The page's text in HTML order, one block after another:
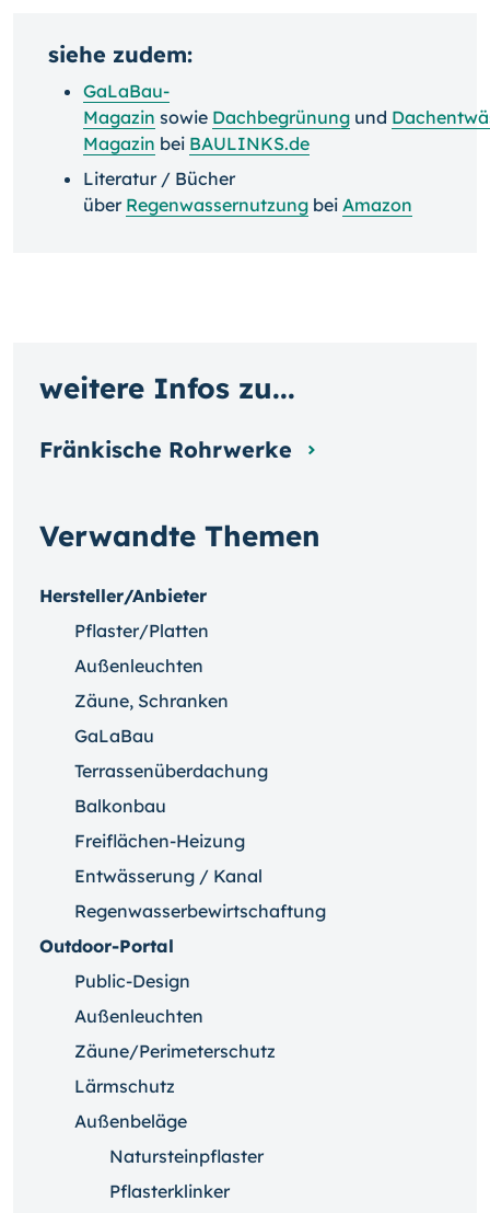
siehe zudem:
GaLaBau-
Magazin sowie Dachbegrünung und
Magazin bei BAULINKS.de
Literatur / Bücher
über Regenwassernutzung bei Amazon
Verwandte Themen
Hersteller/Anbieter
Pflaster/Platten
Außenleuchten
Zäune, Schranken
GaLaBau
Terrassenüberdachung
Balkonbau
Freiflächen-Heizung
Entwässerung / Kanal
Regenwasserbewirtschaftung
Outdoor-Portal
Public-Design
Außenleuchten
Zäune/Perimeterschutz
Lärmschutz
Außenbeläge
Natursteinpflaster
Pflasterklinker
weitere Infos zu...
Fränkische Rohrwerke